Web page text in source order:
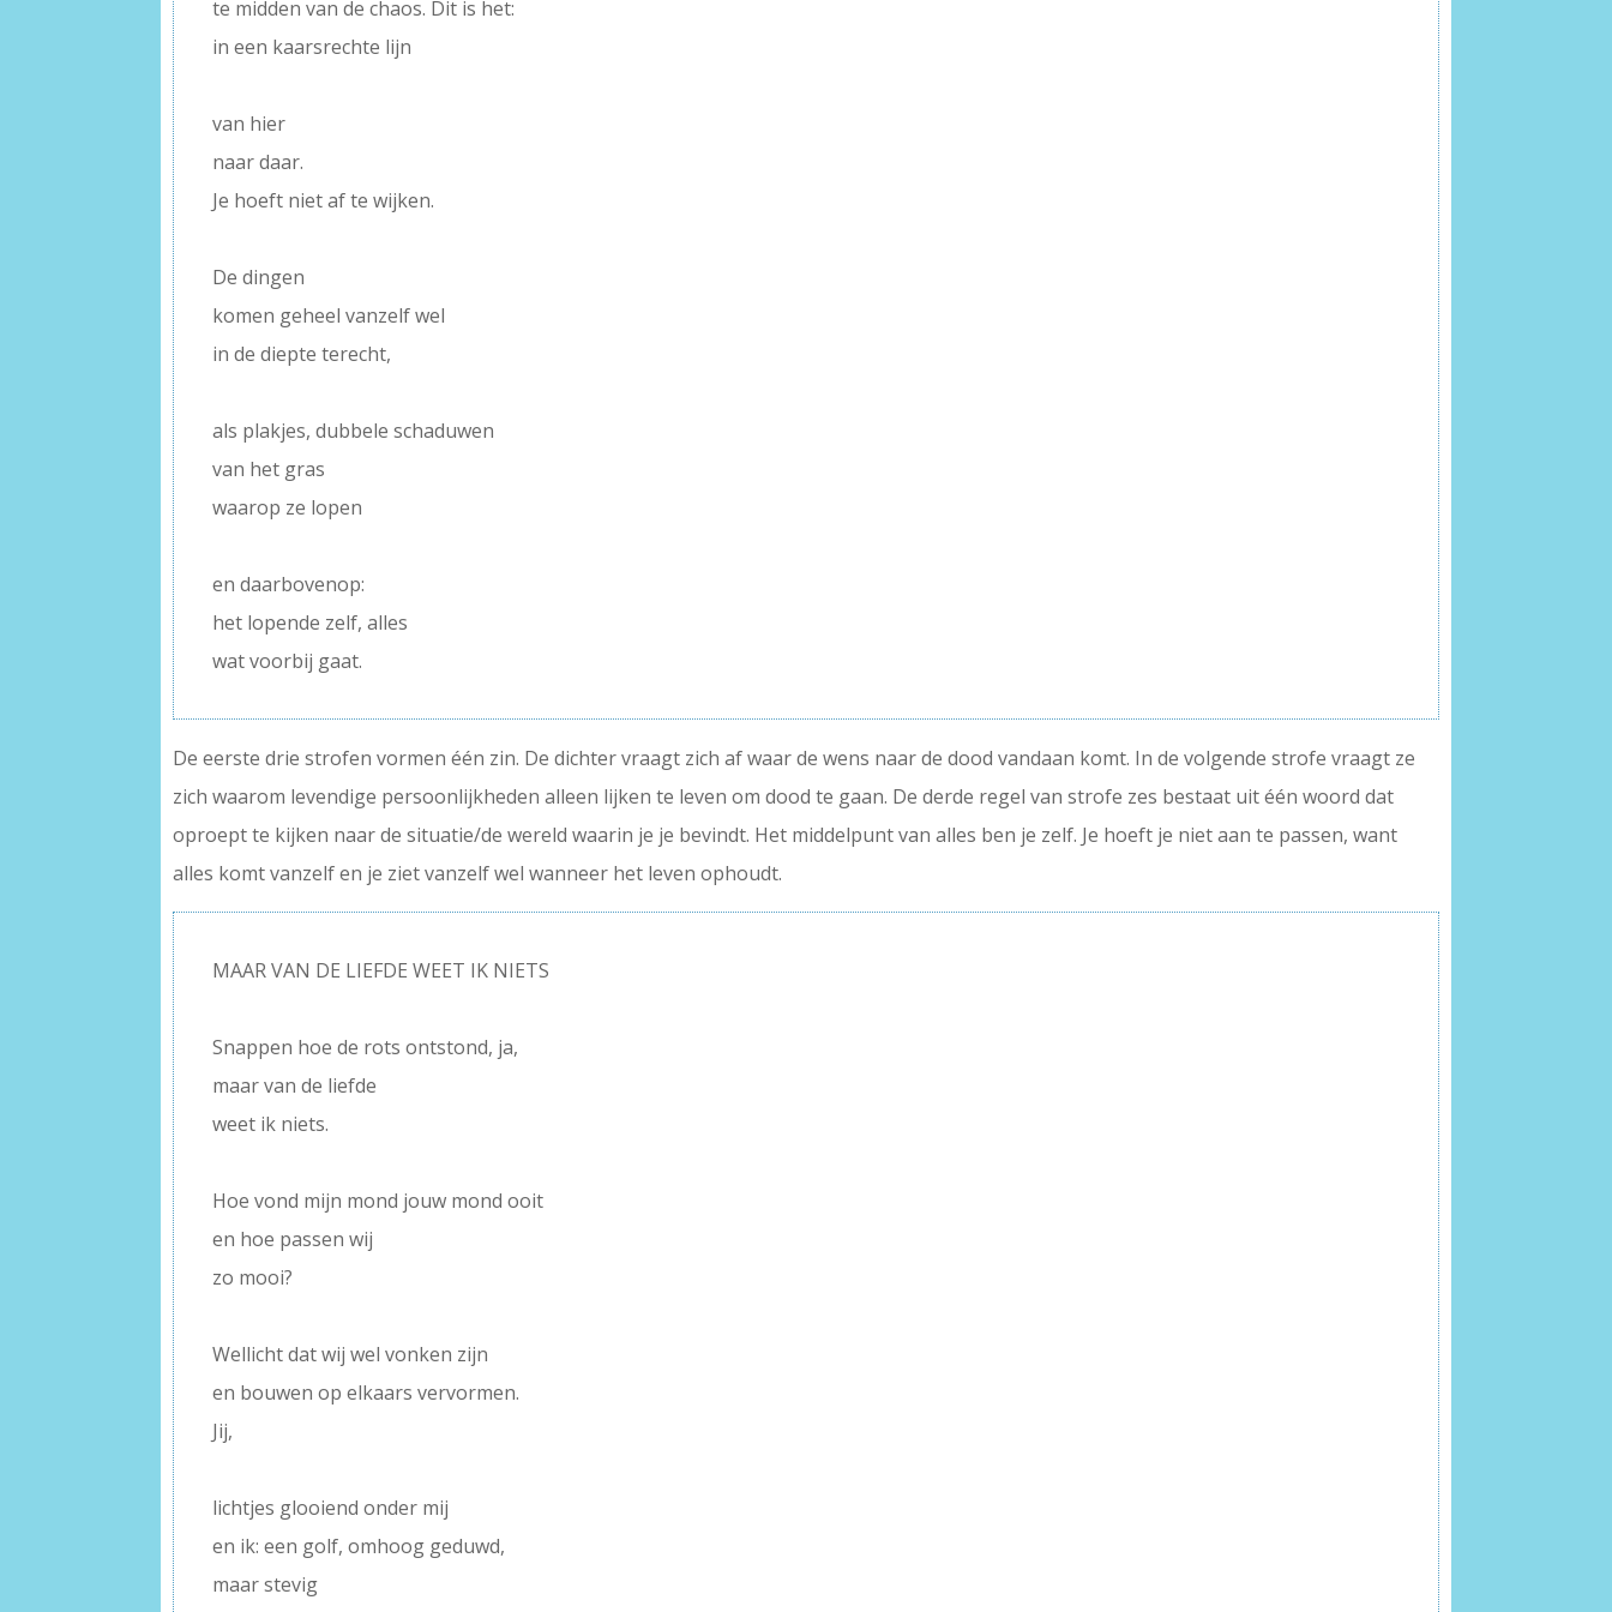
te midden van de chaos. Dit is het:
in een kaarsrechte lijn
van hier
naar daar.
Je hoeft niet af te wijken.
De dingen
komen geheel vanzelf wel
in de diepte terecht,
als plakjes, dubbele schaduwen
van het gras
waarop ze lopen
en daarbovenop:
het lopende zelf, alles
wat voorbij gaat.
De eerste drie strofen vormen één zin. De dichter vraagt zich af waar de wens naar de dood vandaan komt. In de volgende strofe vraagt ze
zich waarom levendige persoonlijkheden alleen lijken te leven om dood te gaan. De derde regel van strofe zes bestaat uit één woord dat
oproept te kijken naar de situatie/de wereld waarin je je bevindt. Het middelpunt van alles ben je zelf. Je hoeft je niet aan te passen, want
alles komt vanzelf en je ziet vanzelf wel wanneer het leven ophoudt.
MAAR VAN DE LIEFDE WEET IK NIETS
Snappen hoe de rots ontstond, ja,
maar van de liefde
weet ik niets.
Hoe vond mijn mond jouw mond ooit
en hoe passen wij
zo mooi?
Wellicht dat wij wel vonken zijn
en bouwen op elkaars vervormen.
Jij,
lichtjes glooiend onder mij
en ik: een golf, omhoog geduwd,
maar stevig